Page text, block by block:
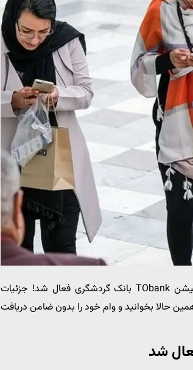
فرهنگی ۳۰ میلیونی با اپلیکیشن TObank بانک گردشگری فعال شد! جزئیات
حالا بخوانید و وام خود را بدون ضامن دریافت